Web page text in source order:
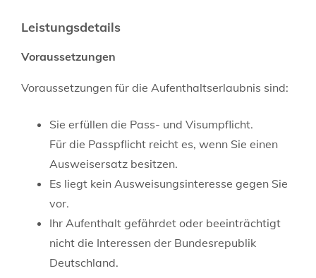
Leistungsdetails
Voraussetzungen
Voraussetzungen für die Aufenthaltserlaubnis sind:
Sie erfüllen die Pass- und Visumpflicht.
Für die Passpflicht reicht es, wenn Sie einen
Ausweisersatz besitzen.
Es liegt kein Ausweisungsinteresse gegen Sie
vor.
Ihr Aufenthalt gefährdet oder beeinträchtigt
nicht die Interessen der Bundesrepublik
Deutschland.